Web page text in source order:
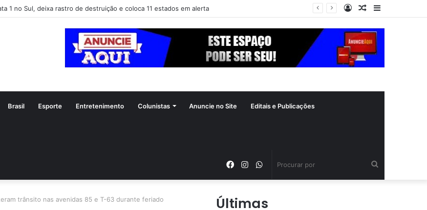
1 no Sul, deixa rastro de destruição e coloca 11 estados em alerta
Barra
Artigo
Entrar
Brasil Esporte Entretenimento Colunistas Anuncie no Site Editais e Publicações
WhatsApp
Instagram
Facebook
trânsito nas avenidas 85 e T-63 durante feriado Últimas